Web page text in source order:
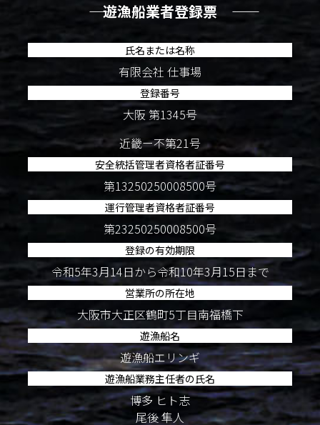
―― 遊漁船業者登録票 ――
氏名または名称
有限会社 仕事場
登録番号
大阪 第1345号
近畿ー不第21号
安全統括管理者資格者証番号
第13250250008500号
運行管理者資格者証番号
第23250250008500号
登録の有効期限
令和5年3月14日から令和10年3月15日まで
営業所の所在地
大阪市大正区鶴町5丁目南福橋下
遊漁船名
遊漁船エリンギ
遊漁船業務主任者の氏名
博多 ヒト志
尾後 隼人